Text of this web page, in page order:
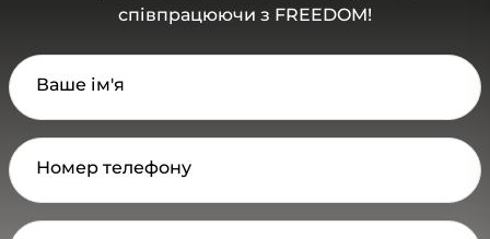
співпрацюючи з FREEDOM!
Ваше ім'я
Номер телефону